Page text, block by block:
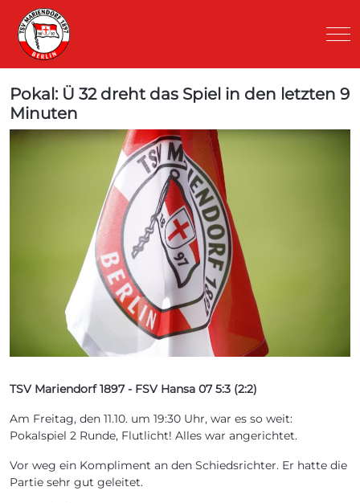
Pokal: Ü 32 dreht das Spiel in den letzten 9
Minuten
TSV Mariendorf 1897 - FSV Hansa 07 5:3 (2:2)
Am Freitag, den 11.10. um 19:30 Uhr, war es so weit:
Pokalspiel 2 Runde, Flutlicht! Alles war angerichtet.
Vor weg ein Kompliment an den Schiedsrichter. Er hatte die
Partie sehr gut geleitet.